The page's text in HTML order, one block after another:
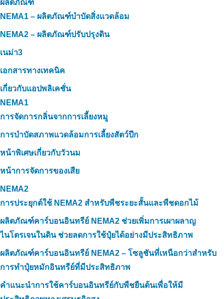
ผลิตภัณฑ์
NEMA1 – ผลิตภัณฑ์บำบัดสิ่งแวดล้อม
NEMA2 – ผลิตภัณฑ์ปรับปรุงดิน
เนม่า3
เอกสารทางเทคนิค
เกี่ยวกับแอปพลิเคชั่น
NEMA1
การจัดการกลิ่นจากการเลี้ยงหมู
การบำบัดสภาพแวดล้อมการเลี้ยงสัตว์ปีก
หน้าพิเศษเกี่ยวกับวัวนม
หน้าการจัดการของเสีย
NEMA2
การประยุกต์ใช้ NEMA2 สำหรับพืชระยะสั้นและพืชดอกไม้
ผลิตภัณฑ์คาร์บอนอินทรีย์ NEMA2 ช่วยเพิ่มการเผาผลาญ
ไนโตรเจนในดิน ช่วยลดการใช้ปุ๋ยได้อย่างมีประสิทธิภาพ
ผลิตภัณฑ์คาร์บอนอินทรีย์ NEMA2 – โซลูชันที่เหนือกว่าสำหรับ
การทำปุ๋ยหมักอินทรีย์ที่มีประสิทธิภาพ
คำแนะนำการใช้คาร์บอนอินทรีย์กับพืชยืนต้นเพื่อให้มี